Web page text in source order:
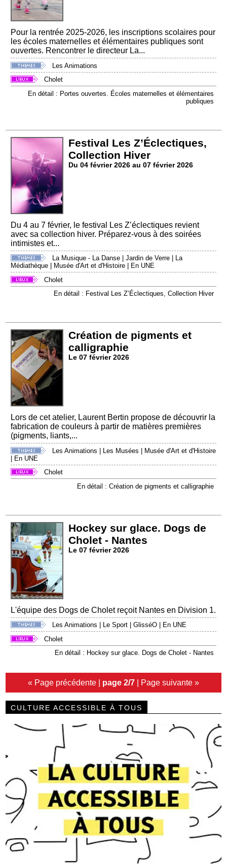
Pour la rentrée 2025-2026, les inscriptions scolaires pour
les écoles maternelles et élémentaires publiques sont
ouvertes. Rencontrer le directeur La...
Les Animations
Cholet
En détail : Portes ouvertes. Écoles maternelles et élémentaires
publiques
Festival Les Z’Éclectiques,
Collection Hiver
Du 04 février 2026 au 07 février 2026
Du 4 au 7 février, le festival Les Z’éclectiques revient
avec sa collection hiver. Préparez-vous à des soirées
intimistes et...
La Musique - La Danse |Jardin de Verre
La
Médiathèque
Musée d'Art et d'Histoire
En UNE
Cholet
En détail : Festival Les Z’Éclectiques, Collection Hiver
Création de pigments et
calligraphie
Le 07 février 2026
Lors de cet atelier, Laurent Bertin propose de découvrir la
fabrication de couleurs à partir de matières premières
(pigments, liants,...
Les Animations Les Musées
Musée d'Art et d'Histoire
En UNE
Cholet
En détail : Création de pigments et calligraphie
Hockey sur glace. Dogs de
Cholet - Nantes
Le 07 février 2026
L'équipe des Dogs de Cholet reçoit Nantes en Division 1.
Les Animations Le Sport |GlisséO
En UNE
Cholet
En détail : Hockey sur glace. Dogs de Cholet - Nantes
« Page précédente | page 2/7 | Page suivante »
CULTURE ACCESSIBLE À TOUS